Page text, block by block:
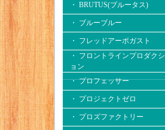
・ BRUTUS(ブルータス)
・ ブルーブルー
・ フレッドアーボガスト
・ フロントラインプロダクシ
ョン
・ プロフェッサー
・ プロジェクトゼロ
・ プロズファクトリー